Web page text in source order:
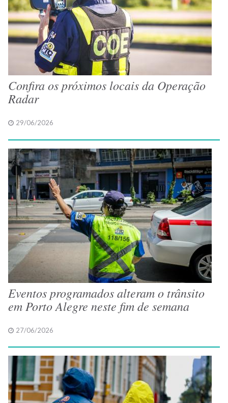
Confira os próximos locais da Operação
Radar
29/06/2026
Eventos programados alteram o trânsito
em Porto Alegre neste fim de semana
27/06/2026